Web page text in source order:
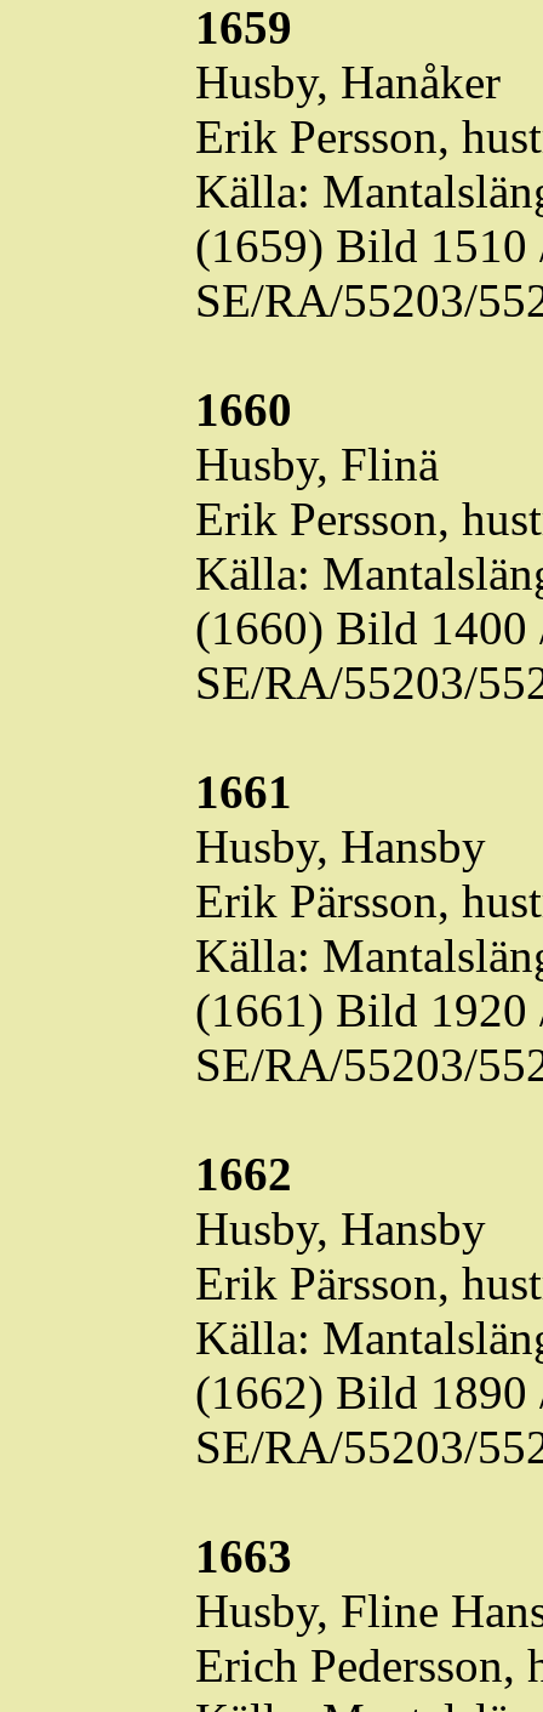
1659
Husby, Hanåker
Erik Persson,
Källa:
(1659) Bild
SE/RA/55203/
1660
Husby, Flinä
Erik Persson,
Källa:
(1660) Bild
SE/RA/55203/
1661
Husby, Hansby
Erik Pärsson,
Källa:
(1661) Bild
SE/RA/55203/
1662
Husby, Hansby
Erik Pärsson,
Källa:
(1662) Bild
SE/RA/55203/
1663
Husby, Fline
Erich Pedersson,